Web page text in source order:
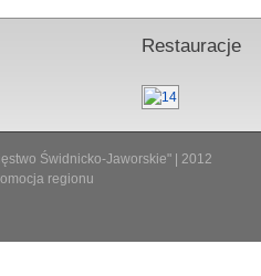
Restauracje
Świdnicko-Jaworskie" | 2012
regionu